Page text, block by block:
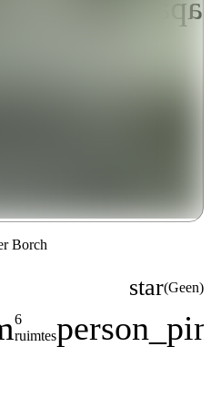
Borch
star(Geen)
Geen
6
ruimtesperson_pin
Capaciteit